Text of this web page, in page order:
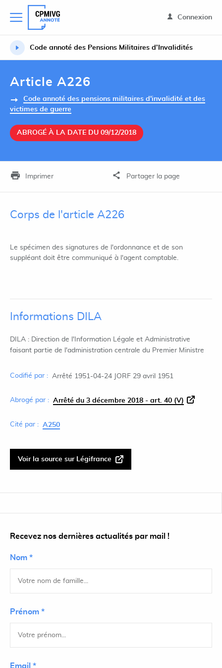
Connexion
Code annoté des Pensions Militaires d’Invalidités
Article A226
Code annoté des pensions militaires d'invalidité et des
victimes de guerre
ABROGÉ À LA DATE DU 09/12/2018
Imprimer Partager la page
Corps de l'article A226
Le spécimen des signatures de l'ordonnance et de son
suppléant doit être communiqué à l'agent comptable.
Informations DILA
DILA : Direction de l'Information Légale et Administrative
faisant partie de l'administration centrale du Premier Ministre
Codifié par : Arrêté 1951-04-24 JORF 29 avril 1951
Abrogé par : Arrêté du 3 décembre 2018 - art. 40 (V)
Cité par : A250
Voir la source sur Légifrance
Recevez nos dernières actualités par mail !
Nom *
Prénom *
Email *